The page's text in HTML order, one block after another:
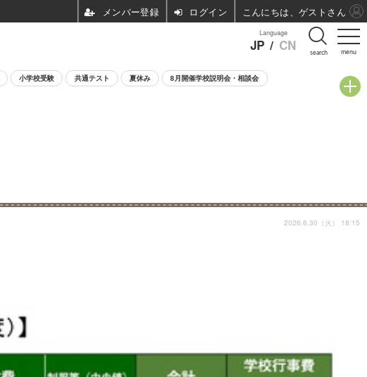
menu
Language
JP / CN search
小学校受験 共通テスト 夏休み 8月開催学校説明会・相談会
2026.6.30（火） 18:15
ログイン こんにちは、ゲストさん